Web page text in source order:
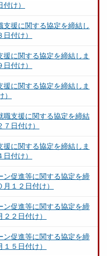
け）
支援に関する協定を締結し
付け）
に関する協定を締結しま
付け）
に関する協定を締結しま
職支援に関する協定を締結
日付け）
に関する協定を締結しま
付け）
ン促進等に関する協定を締
１２日付け）
ン促進等に関する協定を締
２日付け）
ン促進等に関する協定を締
５日付け）